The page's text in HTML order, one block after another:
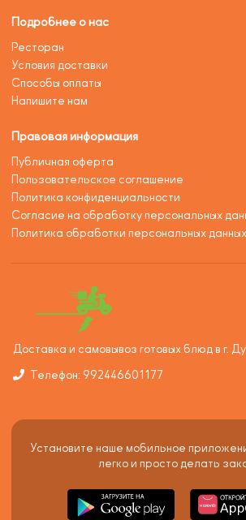
Подробнее о нас
Ресторан
Условия доставки
Способы оплаты
Напишите нам
Правовая информация
Публичная оферта
Пользовательское соглашение
Политика конфиденциальности
Согласие на обработку персональных
Политика обработки персональных данных
Доставка и самовывоз готовых блюд в г.
Телефон: 992446601177
Установите наше мобильное
легко и просто делать